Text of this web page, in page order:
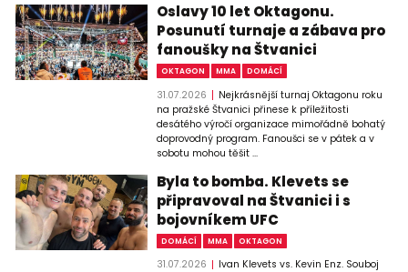
Oslavy 10 let Oktagonu.
Posunutí turnaje a zábava pro
fanoušky na Štvanici
OKTAGON MMA DOMÁCÍ
31.07.2026
Nejkrásnější turnaj Oktagonu roku
na pražské Štvanici přinese k příležitosti
desátého výročí organizace mimořádně bohatý
doprovodný program. Fanoušci se v pátek a v
sobotu mohou těšit ...
Byla to bomba. Klevets se
připravoval na Štvanici i s
bojovníkem UFC
DOMÁCÍ MMA OKTAGON
31.07.2026
Ivan Klevets vs. Kevin Enz. Souboj